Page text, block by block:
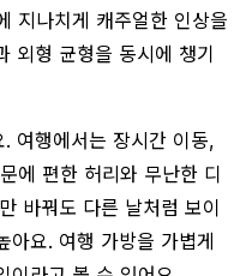
지나치게 캐주얼한 인상을
외형 균형을 동시에 챙기
여행에서는 장시간 이동,
에 편한 허리와 무난한 디
바꿔도 다른 날처럼 보이
아요. 여행 가방을 가볍게